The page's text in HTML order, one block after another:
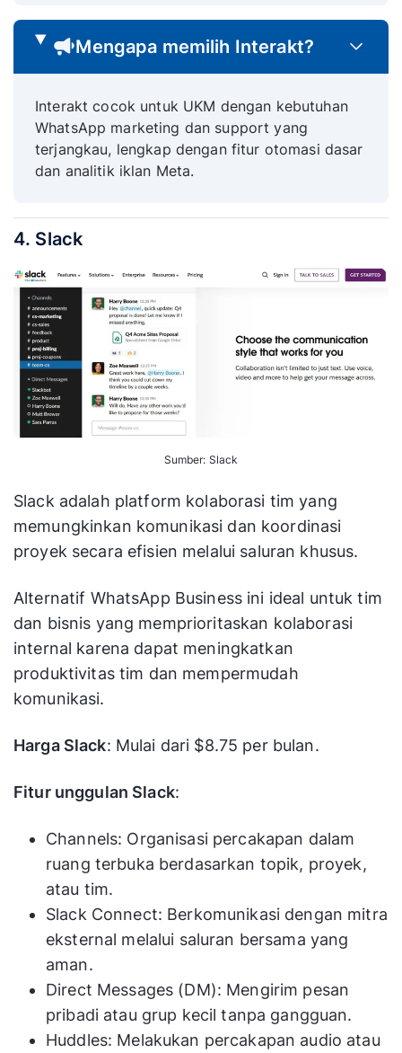
Mengapa memilih Interakt?
Interakt cocok untuk UKM dengan kebutuhan
WhatsApp marketing dan support yang
terjangkau, lengkap dengan fitur otomasi dasar
dan analitik iklan Meta.
4. Slack
Sumber: Slack
Slack adalah platform kolaborasi tim yang
memungkinkan komunikasi dan koordinasi
proyek secara efisien melalui saluran khusus.
Alternatif WhatsApp Business ini ideal untuk tim
dan bisnis yang memprioritaskan kolaborasi
internal karena dapat meningkatkan
produktivitas tim dan mempermudah
komunikasi.
Harga Slack: Mulai dari $8.75 per bulan.
Fitur unggulan Slack:
Channels: Organisasi percakapan dalam
ruang terbuka berdasarkan topik, proyek,
atau tim.
Slack Connect: Berkomunikasi dengan mitra
eksternal melalui saluran bersama yang
aman.
Direct Messages (DM): Mengirim pesan
pribadi atau grup kecil tanpa gangguan.
Huddles: Melakukan percakapan audio atau